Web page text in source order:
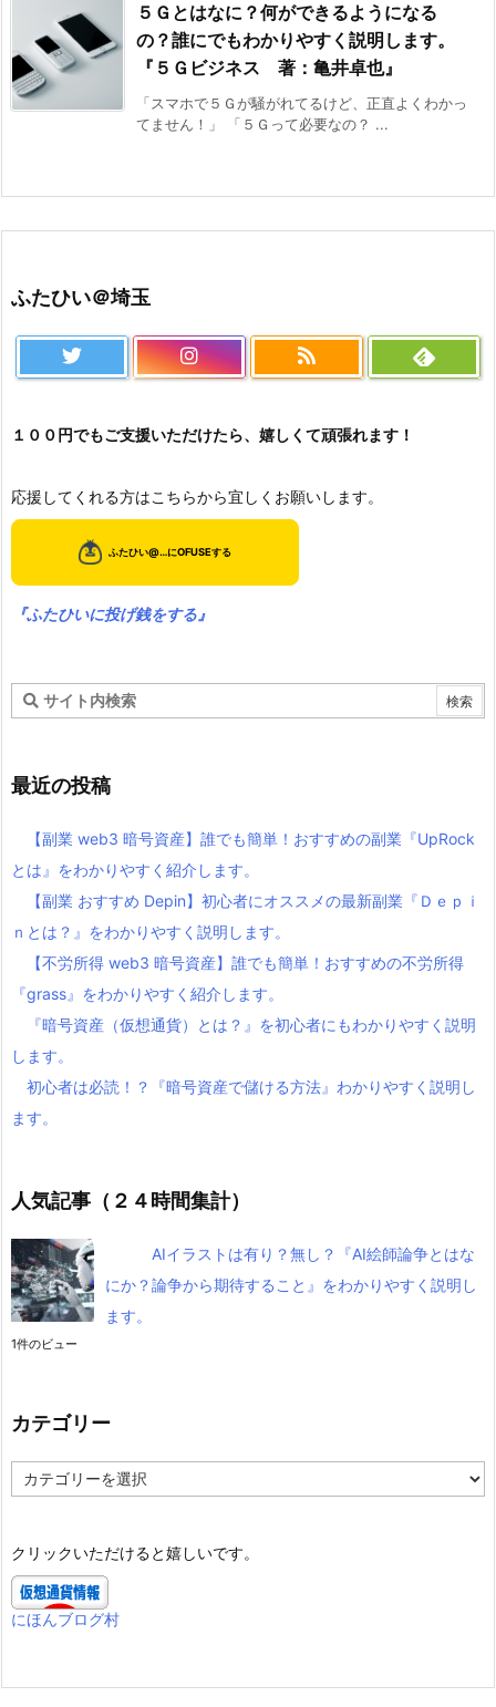
５Ｇとはなに？何ができるようになる
の？誰にでもわかりやすく説明します。
『５Ｇビジネス 著：亀井卓也』
「スマホで５Ｇが騒がれてるけど、正直よくわかっ
てません！」 「５Ｇって必要なの？ ...
ふたひい＠埼玉
１００円でもご支援いただけたら、嬉しくて頑張れます！
応援してくれる方はこちらから宜しくお願いします。
『ふたひいに投げ銭をする』
最近の投稿
【副業 web3 暗号資産】誰でも簡単！おすすめの副業『UpRock
とは』をわかりやすく紹介します。
【副業 おすすめ Depin】初心者にオススメの最新副業『Ｄｅｐｉ
ｎとは？』をわかりやすく説明します。
【不労所得 web3 暗号資産】誰でも簡単！おすすめの不労所得
『grass』をわかりやすく紹介します。
『暗号資産（仮想通貨）とは？』を初心者にもわかりやすく説明
します。
初心者は必読！？『暗号資産で儲ける方法』わかりやすく説明し
ます。
人気記事（２４時間集計）
AIイラストは有り？無し？『AI絵師論争とはな
にか？論争から期待すること』をわかりやすく説明し
ます。
1件のビュー
カテゴリー
テ
ー
クリックいただけると嬉しいです。
にほんブログ村